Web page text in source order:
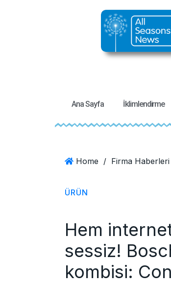
Ana Sayfa İklimlendirme
Home / Firma Haberleri
ÜRÜN
Hem
sessiz!
kombisi: